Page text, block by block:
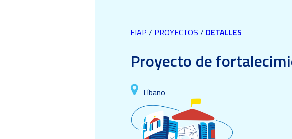
FIAP / PROYECTOS / DETALLES
Proyecto de
Líbano